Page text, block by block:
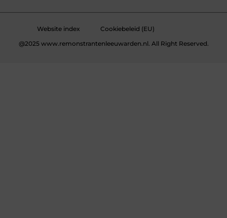
Website index
Cookiebeleid (EU)
@2025 www.remonstrantenleeuwarden.nl. All Right Reserved.